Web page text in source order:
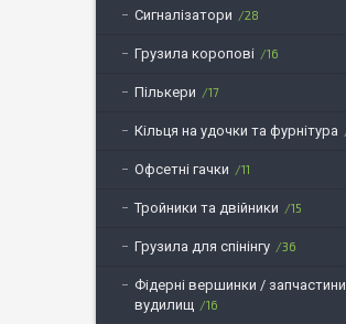
Сигналізатори 28
Грузила коропові 16
Пількери 17
Кільця на удочки та фурнітура
Офсетні гачки 11
Тройники та двійники 15
Грузила для спінінгу 36
Фідерні вершинки / запчастини
вудилищ
16